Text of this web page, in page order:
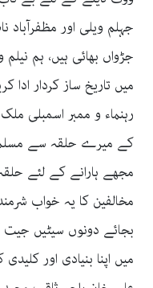
جہلم ویلی اور مظفرآباد
جڑواں بھائی ہیں، ہم
میں تاریخ ساز کردار ادا
رہنماء و ممبر اسمبلی
مجھے ہارانے کے لئے حلقہ
مخالفین کا یہ خواب
بجائے دونوں سیٹیں
میں اپنا بنیادی اور